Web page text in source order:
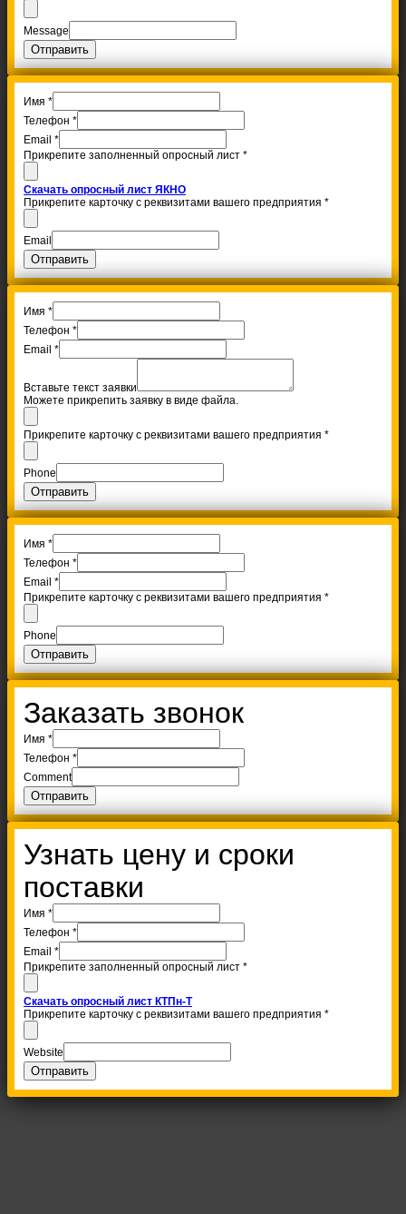
Message
Отправить
Имя *
Телефон *
Email *
Прикрепите заполненный опросный лист *
Скачать опросный лист ЯКНО
Прикрепите карточку с реквизитами вашего предприятия *
Email
Отправить
Имя *
Телефон *
Email *
Вставьте текст заявки
Можете прикрепить заявку в виде файла.
Прикрепите карточку с реквизитами вашего предприятия *
Phone
Отправить
Имя *
Телефон *
Email *
Прикрепите карточку с реквизитами вашего предприятия *
Phone
Отправить
Заказать звонок
Имя *
Телефон *
Comment
Отправить
Узнать цену и сроки
поставки
Имя *
Телефон *
Email *
Прикрепите заполненный опросный лист *
Скачать опросный лист КТПн-Т
Прикрепите карточку с реквизитами вашего предприятия *
Website
Отправить